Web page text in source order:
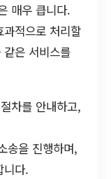
매우 큽니다.
적으로 처리할
은 서비스를
차를 안내하고,
송을 진행하며,
니다.